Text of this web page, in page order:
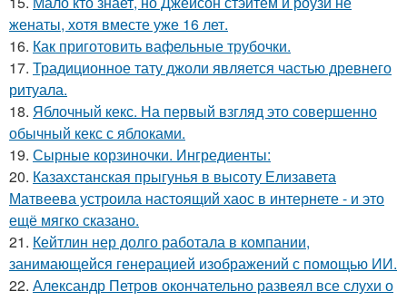
женаты, хотя вместе уже 16 лет.
16. Как приготовить вафельные трубочки.
17. Традиционное тату джоли является частью древнего
ритуала.
18. Яблочный кекс. На первый взгляд это совершенно
обычный кекс с яблоками.
19. Сырные корзиночки. Ингредиенты:
20. Казахстанская прыгунья в высоту Елизавета
Матвеева устроила настоящий хаос в интернете - и это
ещё мягко сказано.
21. Кейтлин нер долго работала в компании,
занимающейся генерацией изображений с помощью ИИ.
22. Александр Петров окончательно развеял все слухи о